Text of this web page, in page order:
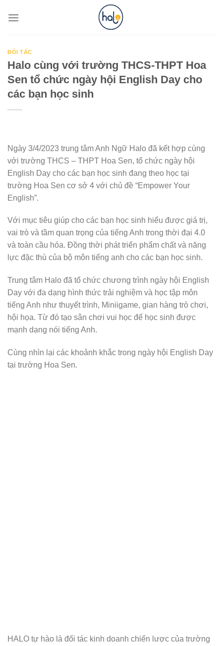
ĐỐI TÁC
Halo cùng với trường THCS-THPT Hoa
Sen tổ chức ngày hội English Day cho
các bạn học sinh
Ngày 3/4/2023 trung tâm Anh Ngữ Halo đã kết hợp cùng
với trường THCS – THPT Hoa Sen, tổ chức ngày hội
English Day cho các bạn học sinh đang theo học tại
trường Hoa Sen cơ sở 4 với chủ đề “Empower Your
English”.
Với mục tiêu giúp cho các bạn học sinh hiểu được giá trị,
vai trò và tầm quan trọng của tiếng Anh trong thời đại 4.0
và toàn cầu hóa. Đồng thời phát triển phẩm chất và năng
lực đặc thù của bộ môn tiếng anh cho các bạn học sinh.
Trung tâm Halo đã tổ chức chương trình ngày hội English
Day với đa dạng hình thức trải nghiệm và học tập môn
tiếng Anh như thuyết trình, Miniigame, gian hàng trò chơi,
hội họa. Từ đó tạo sân chơi vui học để học sinh được
mạnh dạng nói tiếng Anh.
Cùng nhìn lại các khoảnh khắc trong ngày hội English Day
tại trường Hoa Sen.
HALO tự hào là đối tác kinh doanh chiến lược của trường